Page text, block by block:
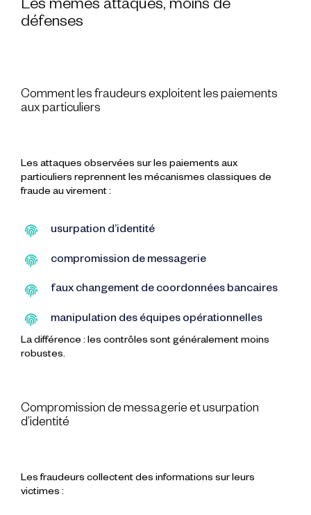
Les mêmes attaques, moins de
défenses
Comment les fraudeurs exploitent les paiements
aux particuliers
Les attaques observées sur les paiements aux
particuliers reprennent les mécanismes classiques de
fraude au virement :
usurpation d’identité
compromission de messagerie
faux changement de coordonnées bancaires
manipulation des équipes opérationnelles
La différence : les contrôles sont généralement moins
robustes.
Compromission de messagerie et usurpation
d’identité
Les fraudeurs collectent des informations sur leurs
victimes :